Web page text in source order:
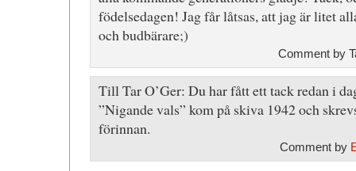
födelsedagen! Jag får låtsas, att jag är litet
och budbärare;)
Comment by
Till Tar O’Ger: Du har fått ett tack redan i
”Nigande vals” kom på skiva 1942 och
förinnan.
Comment by